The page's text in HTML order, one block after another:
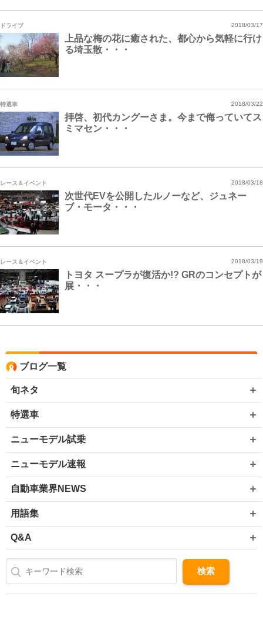
ドライブ
上品な梅の花に癒された、都心から気軽に行け
る埼玉散・・・
2018/03/17
特選車
拝啓、初代カングーさま。今まで侮っていてス
ミマセン・・・
2018/03/22
レース＆イベント
次世代EVを公開したルノーなど、ジュネー
ブ・モータ・・・
2018/03/18
レース＆イベント
トヨタ スープラが復活か!? GRのコンセプトが
展・・・
2018/03/19
ブログ一覧
旬ネタ
特選車
ニューモデル試乗
ニューモデル速報
自動車業界NEWS
用語集
Q&A